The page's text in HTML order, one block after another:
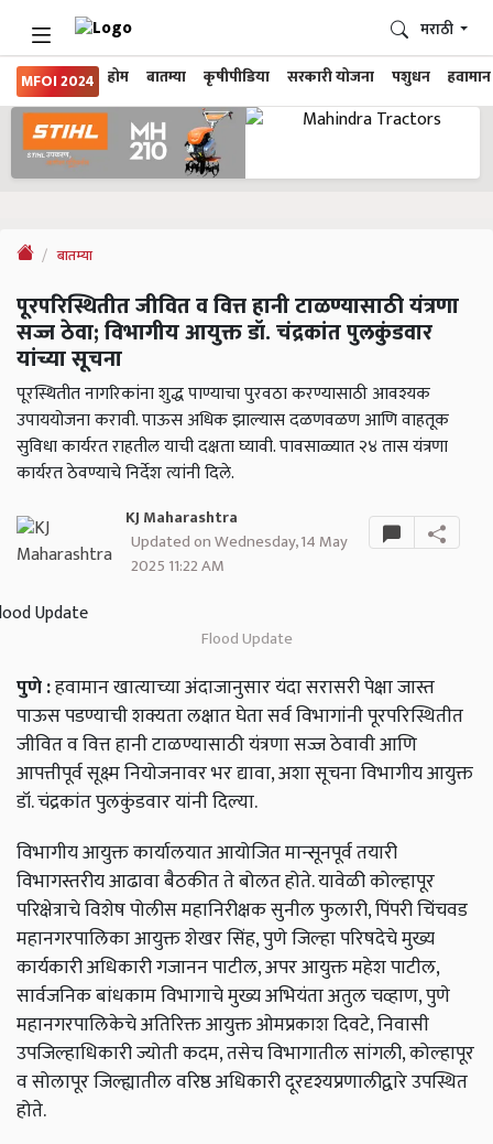
MFOI 2024 होम बातम्या कृषीपीडिया सरकारी योजना पशुधन हवामान
मराठी
बातम्या
पूरपरिस्थितीत जीवित व वित्त हानी टाळण्यासाठी यंत्रणा
सज्ज ठेवा; विभागीय आयुक्त डॉ. चंद्रकांत पुलकुंडवार
यांच्या सूचना
पूरस्थितीत नागरिकांना शुद्ध पाण्याचा पुरवठा करण्यासाठी आवश्यक
उपाययोजना करावी. पाऊस अधिक झाल्यास दळणवळण आणि वाहतूक
सुविधा कार्यरत राहतील याची दक्षता घ्यावी. पावसाळ्यात २४ तास यंत्रणा
कार्यरत ठेवण्याचे निर्देश त्यांनी दिले.
KJ Maharashtra
Updated on Wednesday, 14 May
2025 11:22 AM
Flood Update
पुणे:हवामानखात्याच्याअंदाजानुसारयंदासरासरीपेक्षाजास्त
पाऊसपडण्याचीशक्यतालक्षातघेतासर्वविभागांनीपूरपरिस्थितीत
जीवितववित्तहानीटाळण्यासाठीयंत्रणासज्जठेवावीआणि
आपत्तीपूर्वसूक्ष्मनियोजनावरभरद्यावा,अशासूचनाविभागीयआयुक्त
डॉ.चंद्रकांतपुलकुंडवारयांनीदिल्या.
विभागीयआयुक्तकार्यालयातआयोजितमान्सूनपूर्वतयारी
विभागस्तरीयआढावाबैठकीततेबोलतहोते.यावेळीकोल्हापूर
परिक्षेत्राचेविशेषपोलीसमहानिरीक्षकसुनीलफुलारी,पिंपरीचिंचवड
महानगरपालिकाआयुक्तशेखरसिंह,पुणेजिल्हापरिषदेचेमुख्य
कार्यकारीअधिकारीगजाननपाटील,अपरआयुक्तमहेशपाटील,
सार्वजनिकबांधकामविभागाचेमुख्यअभियंताअतुलचव्हाण,पुणे
महानगरपालिकेचेअतिरिक्तआयुक्तओमप्रकाशदिवटे,निवासी
उपजिल्हाधिकारीज्योतीकदम,तसेचविभागातीलसांगली,कोल्हापूर
वसोलापूरजिल्ह्यातीलवरिष्ठअधिकारीदूरदृश्यप्रणालीद्वारेउपस्थित
होते.